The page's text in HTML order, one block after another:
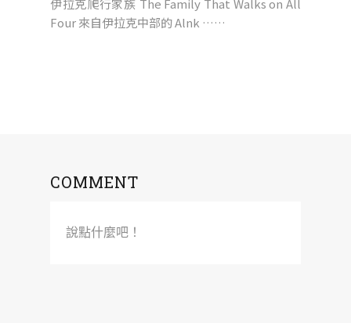
伊拉克爬行家族 The Family That Walks on All
Four 來自伊拉克中部的 Alnk ……
COMMENT
說點什麼吧！